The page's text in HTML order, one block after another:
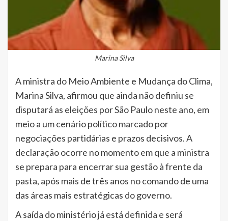
Marina Silva
A ministra do Meio Ambiente e Mudança do Clima,
Marina Silva, afirmou que ainda não definiu se
disputará as eleições por São Paulo neste ano, em
meio a um cenário político marcado por
negociações partidárias e prazos decisivos. A
declaração ocorre no momento em que a ministra
se prepara para encerrar sua gestão à frente da
pasta, após mais de três anos no comando de uma
das áreas mais estratégicas do governo.
A saída do ministério já está definida e será